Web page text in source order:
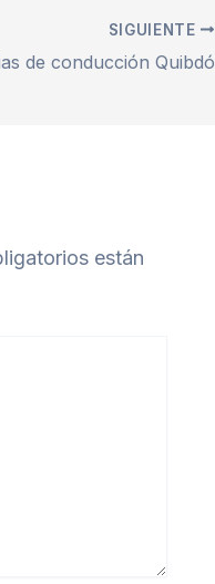
SIGUIENTE
de conducción Quibdó
están